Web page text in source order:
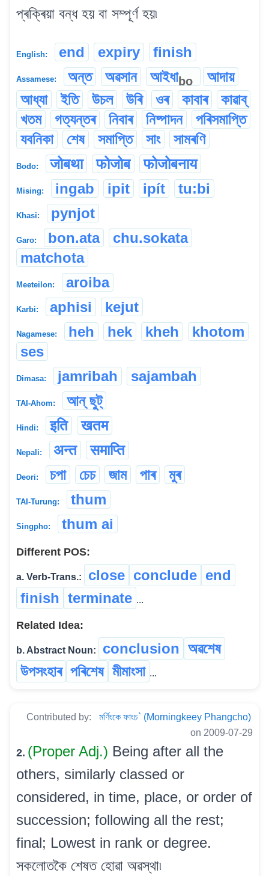
প্ৰক্ৰিয়া বন্ধ হয় বা সম্পূৰ্ণ হয়৷
English: end expiry finish
Assamese: অন্ত অৱসান আইধাbo
আদায়
আধ্যা
ইতি উচল উৰি ওৰ কাবাৰ
কাৱাব্
খতম
গত্যন্তৰ নিবাৰ নিষ্পাদন
পৰিসমাপ্তি
যবনিকা
শেষ সমাপ্তি সাং সামৰণি
Bodo: जोबथा फोजोब फोजोबनाय
Mising: ingab ipit ipít tu:bi
Khasi: pynjot
Garo: bon.ata
chu.sokata
matchota
Meeteilon: aroiba
Karbi: aphisi kejut
Nagamese: heh hek kheh
khotom
ses
Dimasa: jamribah sajambah
TAI-Ahom: আন্ ছুট্
Hindi: इति खतम
Nepali: अन्त समाप्ति
Deori: চপা চেচ জাম পাৰ মুৰ
TAI-Turung: thum
Singpho: thum ai
Different POS:
a. Verb-Trans.: close conclude end
finish terminate ...
Related Idea:
b. Abstract Noun: conclusion অৱশেষ
উপসংহাৰ পৰিশেষ মীমাংসা ...
Contributed by:
মৰ্ণিংকে ফাংচ` (Morningkeey Phangcho)
on 2009-07-29
2. (Proper Adj.) Being after all the
others, similarly classed or
considered, in time, place, or order of
succession; following all the rest;
final; Lowest in rank or degree.
সকলোতকৈ শেষত হোৱা অৱস্থা৷